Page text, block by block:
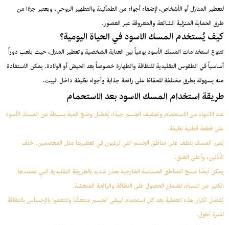
لتعطير المنازل أو الأشخاص، لإضفاء أجواء من الطمأنينة والتطهير الروحي، ويعتبر جزءًا من
طرق الحماية المنزلية الشائعة والمعروفة عبر العصور.
كيف يُستخدم المسك الاسود في الحياة اليومية؟
تتنوع استخدامات المسك الأسود يومياً بين العناية الشخصية وتعطير المنزل، حيث يلعب دوراً
أساسياً في الطقوس التقليدية للنظافة والطهارة خصوصاً بعد الحيض أو الولادة. يمكن الاستفادة
منه بسهولة بطرق مختلفة للحفاظ على رائحة جذابة وأجواء نظيفة داخل البيت.
طريقة استخدام المسك الاسود بعد الاستحمام
عند الانتهاء من الاستحمام وتجفيف الجسم جيدًا، يُفضل وضع كمية بسيطة من المسك الأسود
على قطعة قطنية نظيفة.
يُمرر المسك بلطف على مناطق الجسم التي ترغبون في تعطيرها مثل المعصمين، خلف
الأذنين، وأعلى العنق.
يمكن أيضًا مسح المناطق الحساسة الخارجية بحذر شديد بالطريقة التقليدية التي تعتمدها
الكثير من النساء، لضمان الحصول على النظافة والرائحة المنعشة.
يُفضل تكرار هذه العملية بعد كل استحمام ليبقى الجسم منتعشًا ولتنعموا بالإحساس بالنظافة
لفترة أطول.